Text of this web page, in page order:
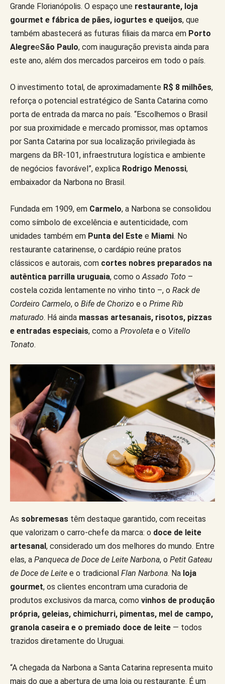
Grande Florianópolis. O espaço une restaurante, loja
gourmet e fábrica de pães, iogurtes e queijos, que
também abastecerá as futuras filiais da marca em Porto
AlegreeSão Paulo, com inauguração prevista ainda para
este ano, além dos mercados parceiros em todo o país.
O investimento total, de aproximadamente R$ 8 milhões,
reforça o potencial estratégico de Santa Catarina como
porta de entrada da marca no país. “Escolhemos o Brasil
por sua proximidade e mercado promissor, mas optamos
por Santa Catarina por sua localização privilegiada às
margens da BR-101, infraestrutura logística e ambiente
de negócios favorável”, explica Rodrigo Menossi,
embaixador da Narbona no Brasil.
Fundada em 1909, em Carmelo, a Narbona se consolidou
como símbolo de excelência e autenticidade, com
unidades também em Punta del Este e Miami. No
restaurante catarinense, o cardápio reúne pratos
clássicos e autorais, com cortes nobres preparados na
autêntica parrilla uruguaia, como oAssado Toto –
costela cozida lentamente no vinho tinto –, o Rack de
Cordeiro Carmelo, o Bife de Chorizo e o Prime Rib
maturado. Há ainda massas artesanais, risotos, pizzas
e entradas especiais, como a Provoleta e o Vitello
Tonato.
As sobremesas têm destaque garantido, com receitas
que valorizam o carro-chefe da marca: o doce de leite
artesanal, considerado um dos melhores do mundo. Entre
elas, a Panqueca de Doce de Leite Narbona, o Petit Gateau
de Doce de Leite e o tradicional Flan Narbona. Na loja
gourmet, os clientes encontram uma curadoria de
produtos exclusivos da marca, como vinhos de produção
própria, geleias, chimichurri, pimentas, mel de campo,
granola caseira e o premiado doce de leite — todos
trazidos diretamente do Uruguai.
“A chegada da Narbona a Santa Catarina representa muito
mais do que a abertura de uma loja ou restaurante. É um